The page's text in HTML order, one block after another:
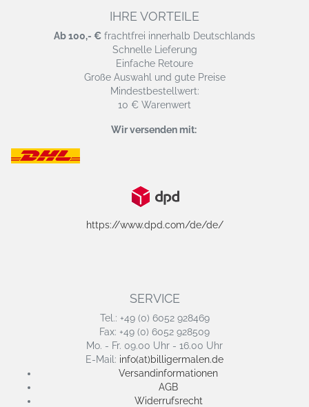
IHRE VORTEILE
Ab 100,- € frachtfrei innerhalb Deutschlands
Schnelle Lieferung
Einfache Retoure
Große Auswahl und gute Preise
Mindestbestellwert:
10 € Warenwert
Wir versenden mit:
https://www.dpd.com/de/de/
SERVICE
Tel.: +49 (0) 6052 928469
Fax: +49 (0) 6052 928509
Mo. - Fr. 09.00 Uhr - 16.00 Uhr
E-Mail: info(at)billigermalen.de
Versandinformationen
AGB
Widerrufsrecht